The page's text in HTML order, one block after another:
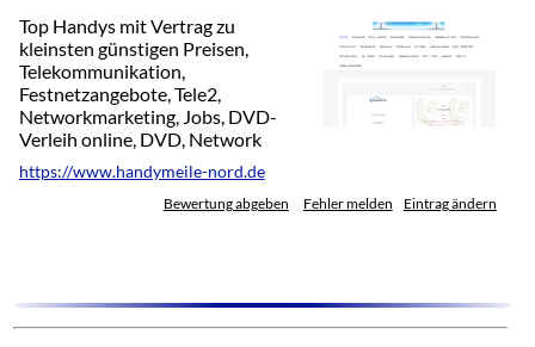
Top Handys mit Vertrag zu
kleinsten günstigen Preisen,
Telekommunikation,
Festnetzangebote, Tele2,
Networkmarketing, Jobs, DVD-
Verleih online, DVD, Network
https://www.handymeile-nord.de
Bewertung abgeben Fehler melden Eintrag ändern